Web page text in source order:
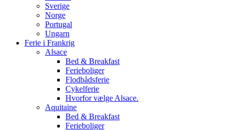
Sverige
Norge
Portugal
Ungarn
Ferie i Frankrig
Alsace
Bed & Breakfast
Ferieboliger
Flodbådsferie
Cykelferie
Hvorfor vælge Alsace.
Aquitaine
Bed & Breakfast
Ferieboliger